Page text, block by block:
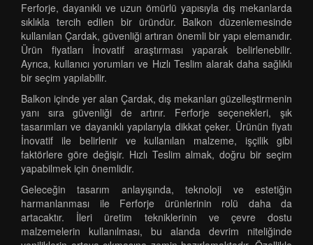
Ferforje, dayanıklı ve uzun ömürlü yapısıyla dış mekanlarda
sıklıkla tercih edilen bir üründür. Balkon düzenlemesinde
kullanılan Çardak, güvenliği artıran önemli bir yapı elemanıdır.
Ürün fiyatları İnovatif araştırması yaparak belirlenebilir.
Ayrıca, kullanıcı yorumları ve Hızlı Teslim alarak daha sağlıklı
bir seçim yapılabilir.
Balkon içinde yer alan Çardak, dış mekanları güzelleştirmenin
yanı sıra güvenliği de artırır. Ferforje seçenekleri, şık
tasarımları ve dayanıklı yapılarıyla dikkat çeker. Ürünün fiyatı
İnovatif ile belirlenir ve kullanılan malzeme, işçilik gibi
faktörlere göre değişir. Hızlı Teslim almak, doğru bir seçim
yapabilmek için önemlidir.
Geleceğin tasarım anlayışında, teknoloji ve estetiğin
harmanlanması ile Ferforje ürünlerinin rolü daha da
artacaktır. İleri üretim tekniklerinin ve çevre dostu
malzemelerin kullanılması, bu alanda devrim niteliğinde